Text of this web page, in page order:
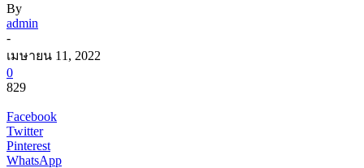
By
admin
-
เมษายน 11, 2022
0
829
Facebook
Twitter
Pinterest
WhatsApp